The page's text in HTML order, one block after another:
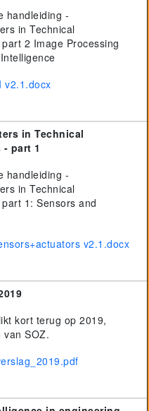
handleiding -
in Technical
2 Image Processing
v2.1.docx
in Technical
part 1
handleiding -
in Technical
1: Sensors and
v2.1.docx
kort terug op 2019,
van SOZ.